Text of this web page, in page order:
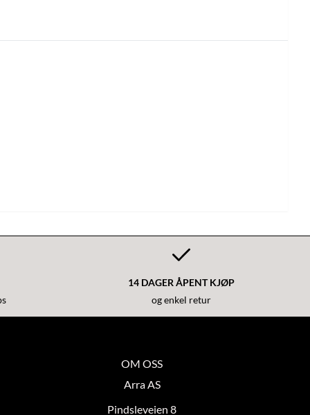
14 DAGER ÅPENT KJØP
og enkel retur
OM OSS
Arra AS
Pindsleveien 8